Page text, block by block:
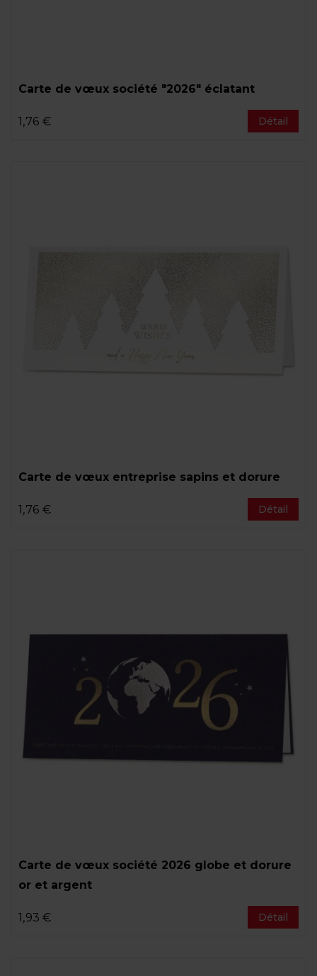
Carte de vœux société "2026" éclatant
1,76 € Détail
Carte de vœux entreprise sapins et dorure
1,76 € Détail
Carte de vœux société 2026 globe et dorure
or et argent
1,93 € Détail